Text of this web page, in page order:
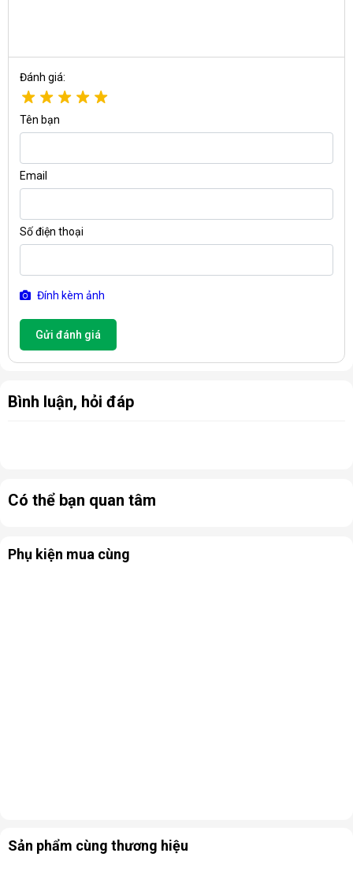
Đánh giá:
Tên bạn
Email
Số điện thoại
Đính kèm ảnh
Gửi đánh giá
Bình luận, hỏi đáp
Có thể bạn quan tâm
Phụ kiện mua cùng
Sản phẩm cùng thương hiệu